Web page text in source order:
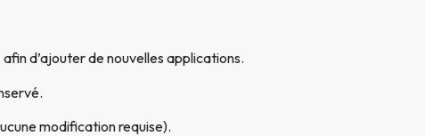
afin d’ajouter de nouvelles applications.
modification requise).